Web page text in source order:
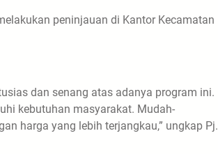
peninjauan di Kantor Kecamatan
dan senang atas adanya program ini.
kebutuhan masyarakat. Mudah-
harga yang lebih terjangkau,” ungkap Pj.